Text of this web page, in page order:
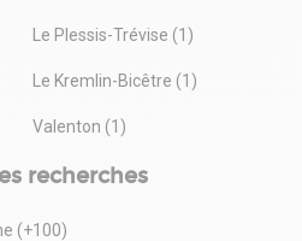
Le Plessis-Trévise (1)
Le Kremlin-Bicêtre (1)
Valenton (1)
recherches
(+100)